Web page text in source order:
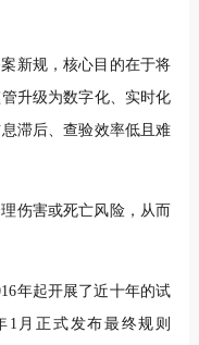
新规，核心目的在于将
升级为数字化、实时化
滞后、查验效率低且难
伤害或死亡风险，从而
年起开展了近十年的试
1月正式发布最终规则